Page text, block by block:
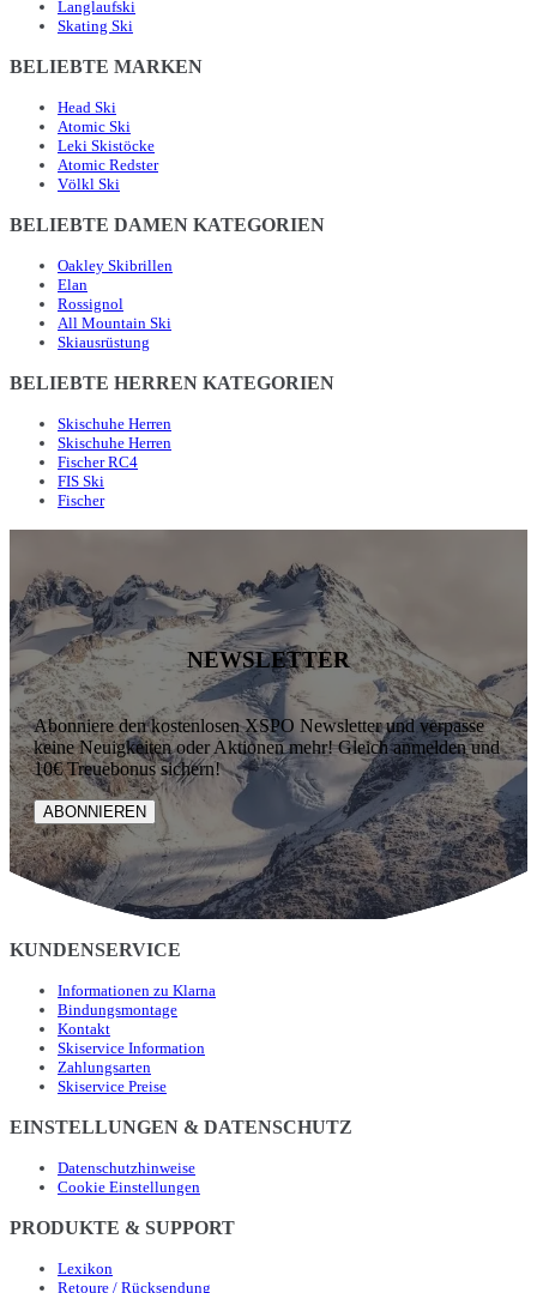
Langlaufski
Skating Ski
BELIEBTE MARKEN
Head Ski
Atomic Ski
Leki Skistöcke
Atomic Redster
Völkl Ski
BELIEBTE DAMEN KATEGORIEN
Oakley Skibrillen
Elan
Rossignol
All Mountain Ski
Skiausrüstung
BELIEBTE HERREN KATEGORIEN
Skischuhe Herren
Skischuhe Herren
Fischer RC4
FIS Ski
Fischer
NEWSLETTER
Abonniere den kostenlosen XSPO Newsletter und verpasse
keine Neuigkeiten oder Aktionen mehr! Gleich anmelden und
10€ Treuebonus sichern!
ABONNIEREN
KUNDENSERVICE
Informationen zu Klarna
Bindungsmontage
Kontakt
Skiservice Information
Zahlungsarten
Skiservice Preise
EINSTELLUNGEN & DATENSCHUTZ
Datenschutzhinweise
Cookie Einstellungen
PRODUKTE & SUPPORT
Lexikon
Retoure / Rücksendung